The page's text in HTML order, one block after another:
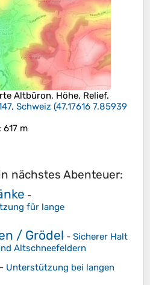
Altbüron, Höhe, Relief.
Schweiz (47.17616 7.85939
: 617 m
nächstes Abenteuer:
-
für lange
/ Grödel - Sicherer Halt
Altschneefeldern
- Unterstützung bei langen